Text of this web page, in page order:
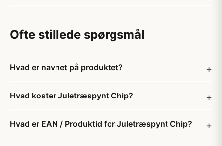
Ofte stillede spørgsmål
Hvad er navnet på produktet?
Hvad koster Juletræspynt Chip?
Hvad er EAN / Produktid for Juletræspynt Chip?